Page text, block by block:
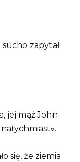
zapytał
jej mąż John
się, że ziemia